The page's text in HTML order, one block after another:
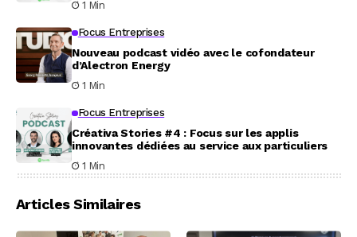
1 Min
Focus Entreprises
Nouveau podcast vidéo avec le cofondateur
d’Alectron Energy
1 Min
Focus Entreprises
Créativa Stories #4 : Focus sur les applis
innovantes dédiées au service aux particuliers
1 Min
Articles Similaires